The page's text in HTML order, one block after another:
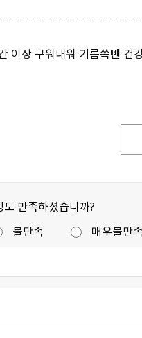
이상 구워내워 기름쏙뺀
만족하셨습니까?
불만족 매우불만족